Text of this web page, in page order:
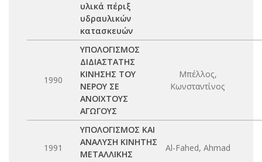
υλικά πέριξ
υδραυλικών
κατασκευών
1990
ΥΠΟΛΟΓΙΣΜΟΣ
ΔΙΔΙΑΣΤΑΤΗΣ
ΚΙΝΗΣΗΣ ΤΟΥ
ΝΕΡΟΥ ΣΕ
ΑΝΟΙΧΤΟΥΣ
ΑΓΩΓΟΥΣ
Μπέλλος,
Κωνσταντίνος
1991
ΥΠΟΛΟΓΙΣΜΟΣ ΚΑΙ
ΑΝΑΛΥΣΗ ΚΙΝΗΤΗΣ
ΜΕΤΑΛΛΙΚΗΣ
Al-Fahed, Ahmad